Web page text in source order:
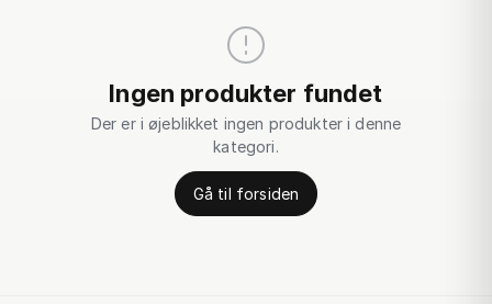
Ingen produkter fundet
Der er i øjeblikket ingen produkter i denne
kategori.
Gå til forsiden